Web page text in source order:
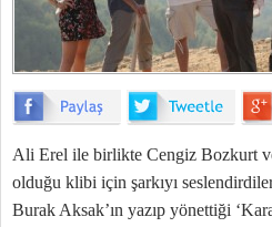
Ali Erel ile birlikte Cengiz Bozkurt
olduğu klibi için şarkıyı
Burak Aksak’ın yazıp yönettiği